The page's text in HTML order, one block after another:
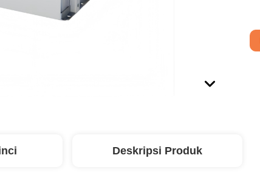
Deskripsi Produk